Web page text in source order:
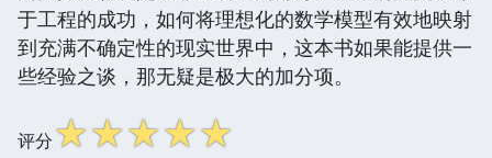
于工程的成功，如何将理想化的数学模型有效地映射
到充满不确定性的现实世界中，这本书如果能提供一
些经验之谈，那无疑是极大的加分项。
评分☆☆☆☆☆